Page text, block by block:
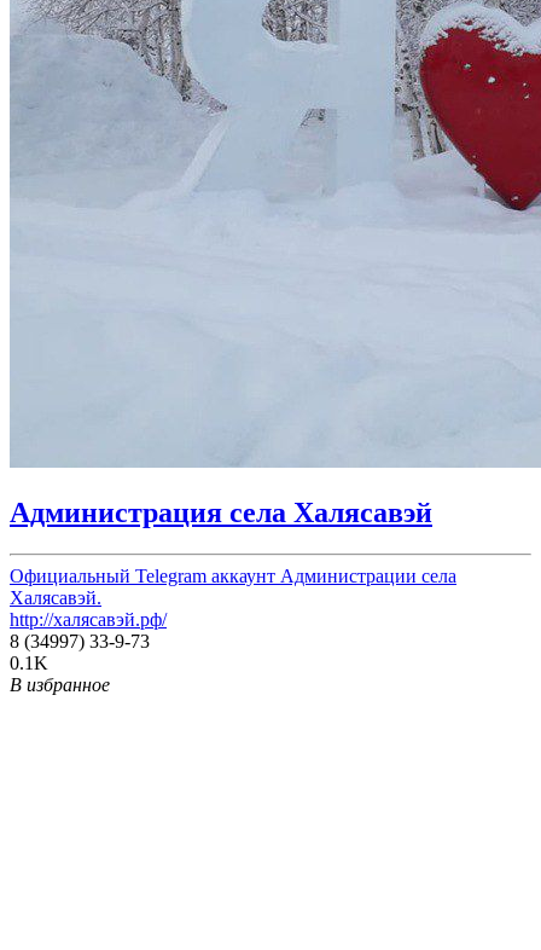
Администрация села Халясавэй
Официальный Telegram аккаунт Администрации села
Халясавэй.
http://халясавэй.рф/
8 (34997) 33-9-73
0.1K
В избранное